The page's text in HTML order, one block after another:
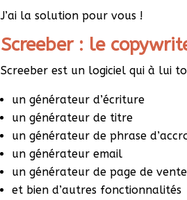
J’ai la solution pour vous !
Screeber : le
Screeber est un logiciel qui à lui
un générateur d’écriture
un générateur de titre
un générateur de phrase
un générateur email
un générateur de page de vente
et bien d’autres fonctionnalités